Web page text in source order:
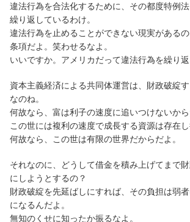
違法行為を合法化するために、その都度特例
繰り返しているわけ。
違法行為を止めることができない現実がある
条項だよ。笑わせるなよ。
いいですか。アメリカだって違法行為を繰り返
資本主義経済による共同体運営は、財政破綻
なのね。
何故なら、富は利子の速度に追いつけないから
この世には複利の速度で成長する資源は存在し
何故なら、この世は有限の世界だからだよ。
それなのに、どうして借金を積み上げてまで
にしようとするの？
財政破綻を先延ばしにすれば、その負担は弱
になるんだよ。
無知のくせに知ったか振るなよ。